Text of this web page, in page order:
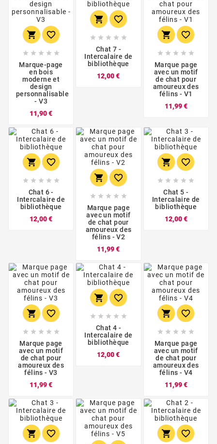
 
    
Marque-page
en bois
moderne et
design
personnalisable
- V3
11,90 €Prix
 
    
Chat 7 -
Intercalaire de
bibliothèque
12,00 €Prix
 
    
Marque page
avec un motif
de chat pour
amoureux des
félins - V1
11,99 €Prix
 
    
Chat 6 -
Intercalaire de
bibliothèque
12,00 €Prix
 
    
Marque page
avec un motif
de chat pour
amoureux des
félins - V2
11,99 €Prix
 
    
Chat 5 -
Intercalaire de
bibliothèque
12,00 €Prix
 
    
Marque page
avec un motif
de chat pour
amoureux des
félins - V3
11,99 €Prix
 
    
Chat 4 -
Intercalaire de
bibliothèque
12,00 €Prix
 
    
Marque page
avec un motif
de chat pour
amoureux des
félins - V4
11,99 €Prix
   